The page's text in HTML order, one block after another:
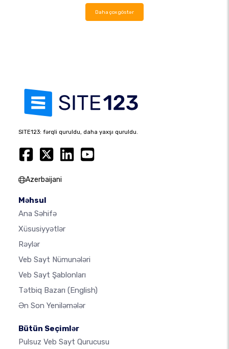
Daha çox göstər
SITE123: fərqli quruldu, daha yaxşı quruldu.
Azerbaijani
Məhsul
Ana Səhifə
Xüsusiyyətlər
Rəylər
Veb Sayt Nümunələri
Veb Sayt Şablonları
Tətbiq Bazarı (English)
Ən Son Yeniləmələr
Bütün Seçimlər
Pulsuz Veb Sayt Qurucusu